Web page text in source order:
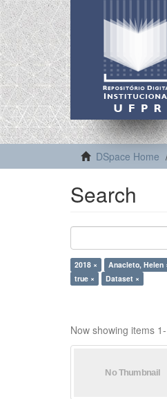
DSpace Home
Search
2018 × Anacleto, Helen
true ×
Dataset ×
Now showing items